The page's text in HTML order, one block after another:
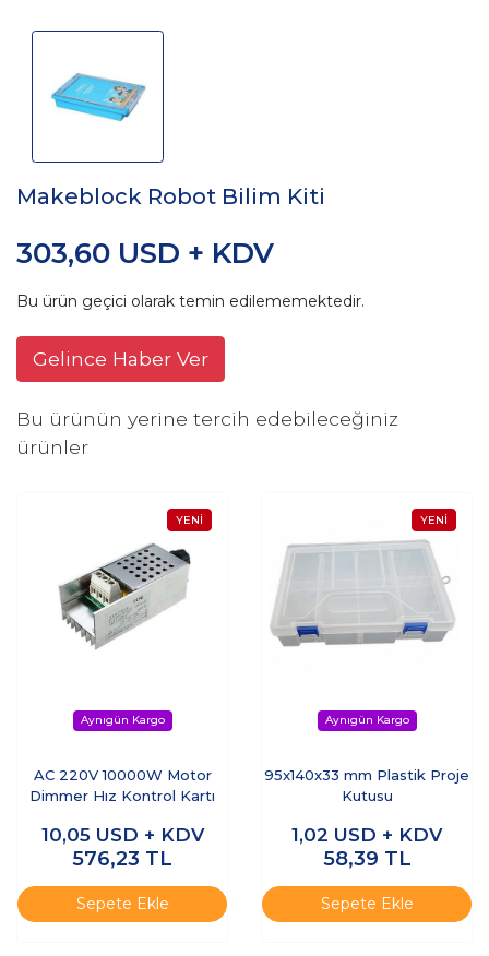
Makeblock Robot Bilim Kiti
303,60 USD + KDV
Bu ürün geçici olarak temin edilememektedir.
Gelince Haber Ver
Bu ürünün yerine tercih edebileceğiniz
ürünler
AC 220V 10000W Motor
Dimmer Hız Kontrol Kartı
10,05 USD + KDV
576,23 TL
Sepete Ekle
95x140x33 mm Plastik Proje
Kutusu
1,02 USD + KDV
58,39 TL
Sepete Ekle